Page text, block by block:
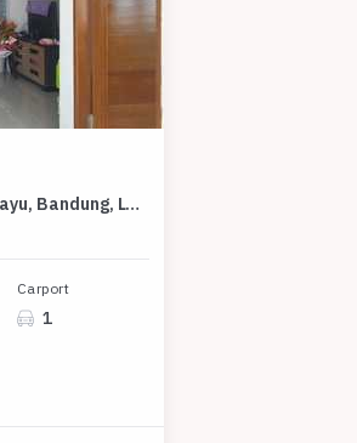
Rumah Nyaman di Area Margahayu, Bandung, LT 90m², Harga 499 Juta
Carport
1